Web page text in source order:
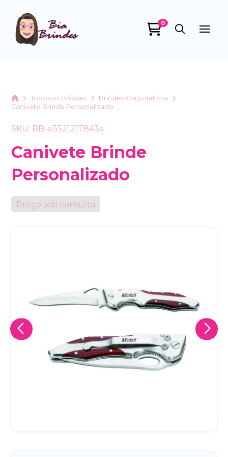
0
HomeTodos os Brindes
Brindes Corporativos
Canivete Brinde Personalizado
SKU: BB-e3521217843a
Canivete Brinde
Personalizado
Preço sob consulta
sua privacidade, utilizaremos seus dados apenas para fins
de marketing. Você pode alterar suas preferências a
qualquer momento.
Iniciar conversa